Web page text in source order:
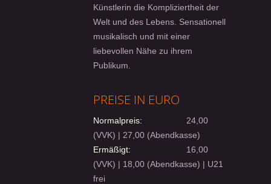
Künstlerin die Kompliziertheit der
Welt und des Lebens. Sensationell
musikalisch und mit einer
liebevollen Nähe zu ihrem
Publikum.
PREISE IN EURO
Normalpreis:
24,00
(VVK) | 27,00 (Abendkasse)
Ermäßigt:
16,00
(VVK) | 18,00 (Abendkasse) | U21
frei